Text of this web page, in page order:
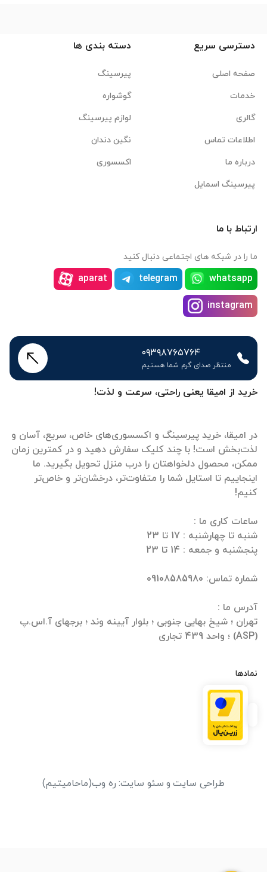
خرید از امیقا یعنی راحتی، سرعت و لذت!
در امیقا، خرید پیرسینگ و اکسسوری‌های خاص، سریع، آسان و
لذت‌بخش است! با چند کلیک سفارش دهید و در کمترین زمان
ممکن، محصول دلخواهتان را درب منزل تحویل بگیرید. ما
اینجاییم تا استایل شما را متفاوت‌تر، درخشان‌تر و خاص‌تر
تهران ؛ شیخ بهایی جنوبی ؛ بلوار آیینه وند ؛ برجهای آ.اس.پ
(ASP) ؛ واحد 439 تجاری
نمادها
دسترسی سریع
صفحه اصلی
خدمات
گالری
اطلاعات تماس
درباره ما
پیرسینگ اسمایل
دسته بندی ها
پیرسینگ
گوشواره
لوازم پیرسینگ
نگین دندان
اکسسوری
ارتباط با ما
ما را در شبکه های اجتماعی دنبال کنید
whatsapp
telegram
aparat
instagram
۰۹۳۹۸۷۶۵۷۶۴
منتظر صدای گرم شما هستیم
طراحی سایت و سئو سایت: ره وب(ماحامیتیم)